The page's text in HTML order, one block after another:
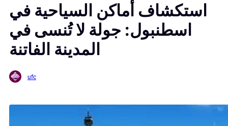
استكشاف أماكن السياحية في
اسطنبول: جولة لا تُنسى في
المدينة الفاتنة
ufc